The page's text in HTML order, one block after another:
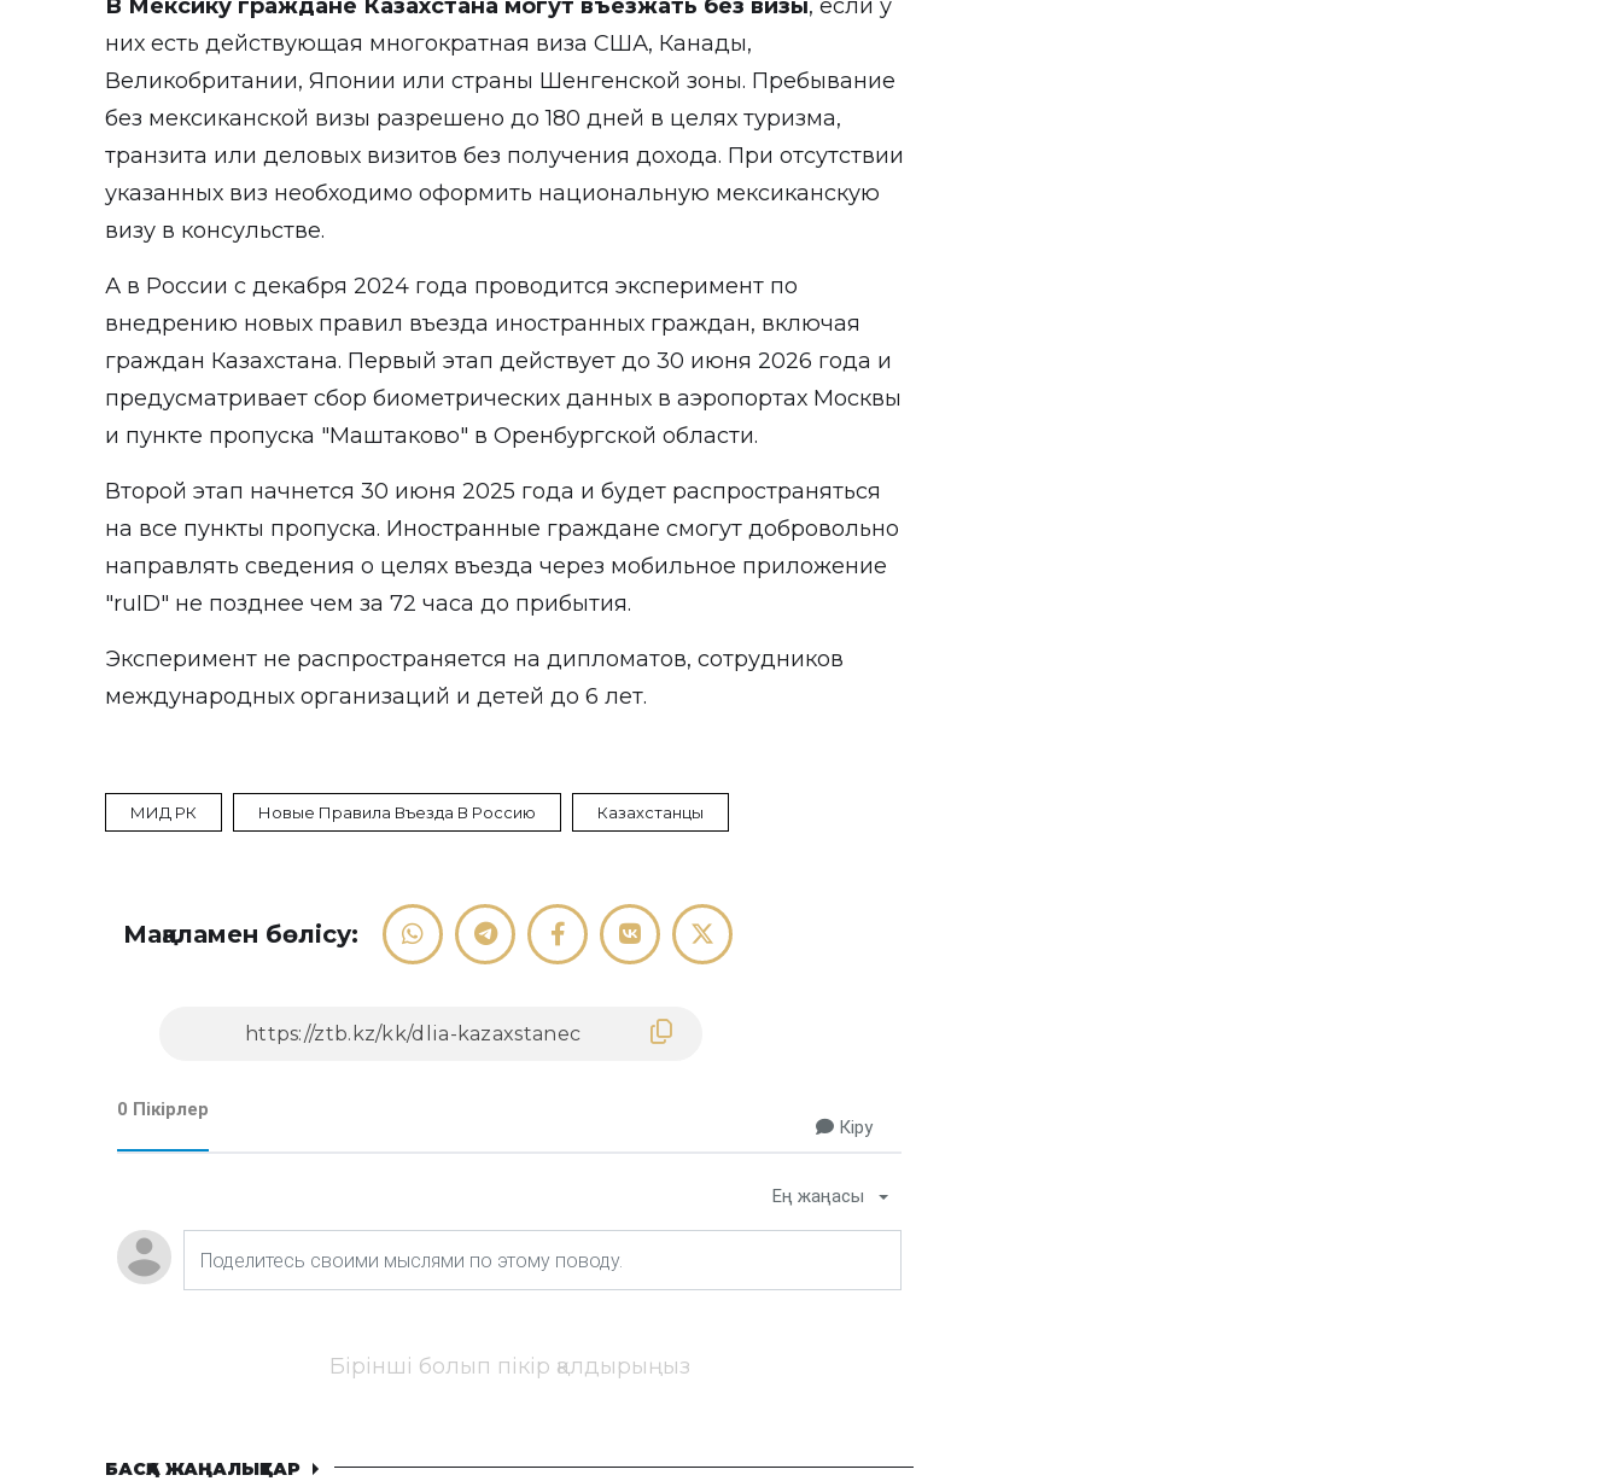
В Мексику граждане Казахстана могут въезжать без визы, если у
них есть действующая многократная виза США, Канады,
Великобритании, Японии или страны Шенгенской зоны. Пребывание
без мексиканской визы разрешено до 180 дней в целях туризма,
транзита или деловых визитов без получения дохода. При отсутствии
указанных виз необходимо оформить национальную мексиканскую
визу в консульстве.
А в России с декабря 2024 года проводится эксперимент по
внедрению новых правил въезда иностранных граждан, включая
граждан Казахстана. Первый этап действует до 30 июня 2026 года и
предусматривает сбор биометрических данных в аэропортах Москвы
и пункте пропуска "Маштаково" в Оренбургской области.
Второй этап начнется 30 июня 2025 года и будет распространяться
на все пункты пропуска. Иностранные граждане смогут добровольно
направлять сведения о целях въезда через мобильное приложение
"ruID" не позднее чем за 72 часа до прибытия.
Эксперимент не распространяется на дипломатов, сотрудников
международных организаций и детей до 6 лет.
МИД РК Новые Правила Въезда В Россию Казахстанцы
Мақаламен бөлісу:
0 Пікірлер
Кіру
Ең жаңасы
Бірінші болып пікір қалдырыңыз
БАСҚА ЖАҢАЛЫҚТАР